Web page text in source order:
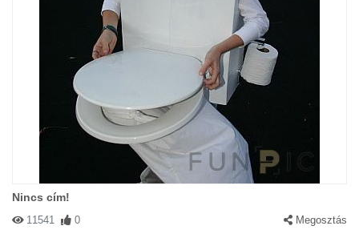
Nincs cím!
11541 0 Megosztás